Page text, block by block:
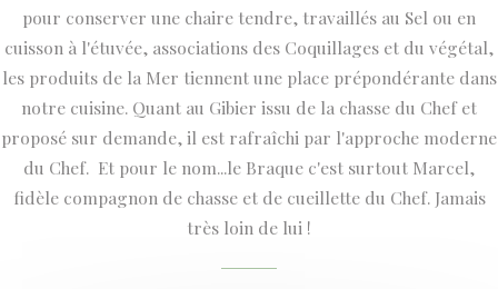
pour conserver une chaire tendre, travaillés au Sel ou en
cuisson à l'étuvée, associations des Coquillages et du végétal,
les produits de la Mer tiennent une place prépondérante dans
notre cuisine. Quant au Gibier issu de la chasse du Chef et
proposé sur demande, il est rafraîchi par l'approche moderne
du Chef. Et pour le nom...le Braque c'est surtout Marcel,
fidèle compagnon de chasse et de cueillette du Chef. Jamais
très loin de lui !